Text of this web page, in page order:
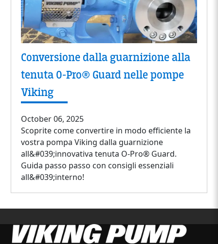
Conversione dalla guarnizione alla
tenuta O-Pro® Guard nelle pompe
Viking
October 06, 2025
Scoprite come convertire in modo efficiente la
vostra pompa Viking dalla guarnizione
all&#039;innovativa tenuta O-Pro® Guard.
Guida passo passo con consigli essenziali
all&#039;interno!